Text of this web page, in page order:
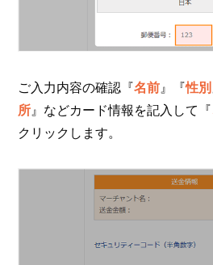
ご入力内容の確認『名前』『性別
所』などカード情報を記入して『
クリックします。